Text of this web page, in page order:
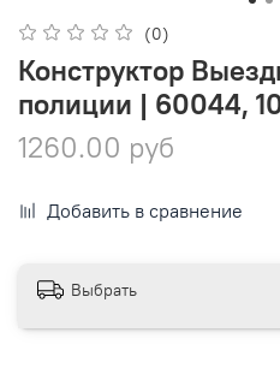
(0)
Конструктор
полиции | 60044,
1260.00 руб
Добавить в сравнение
Выбрать